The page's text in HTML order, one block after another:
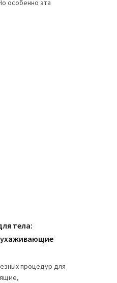
особенно эта
тела:
процедур для